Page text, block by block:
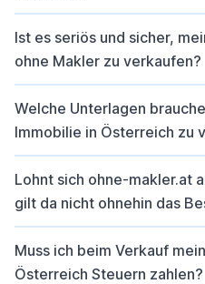
Ist es seriös und sicher,
ohne Makler zu verkaufen?
Welche Unterlagen
Immobilie in Österreich zu
Lohnt sich ohne-makler.at
gilt da nicht ohnehin das
Muss ich beim Verkauf
Österreich Steuern zahlen?